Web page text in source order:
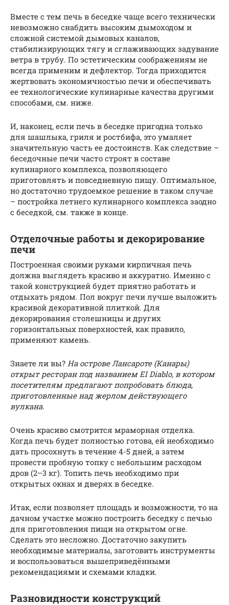
Вместе с тем печь в беседке чаще всего технически
невозможно снабдить высоким дымоходом и
сложной системой дымовых каналов,
стабилизирующих тягу и сглаживающих задувание
ветра в трубу. По эстетическим соображениям не
всегда применим и дефлектор. Тогда приходится
жертвовать экономичностью печи и обеспечивать
ее технологические кулинарные качества другими
способами, см. ниже.
И, наконец, если печь в беседке пригодна только
для шашлыка, гриля и ростбифа, это умаляет
значительную часть ее достоинств. Как следствие –
беседочные печи часто строят в составе
кулинарного комплекса, позволяющего
приготовлять и повседневную пищу. Оптимальное,
но достаточно трудоемкое решение в таком случае
– постройка летнего кулинарного комплекса заодно
с беседкой, см. также в конце.
Отделочные работы и декорирование
печи
Построенная своими руками кирпичная печь
должна выглядеть красиво и аккуратно. Именно с
такой конструкцией будет приятно работать и
отдыхать рядом. Пол вокруг печи лучше выложить
красивой декоративной плиткой. Для
декорирования столешницы и других
горизонтальных поверхностей, как правило,
применяют камень.
Знаете ли вы? На острове Лансароте (Канары)
открыт ресторан под названием El Diablo, в котором
посетителям предлагают попробовать блюда,
приготовленные над жерлом действующего
вулкана.
Очень красиво смотрится мраморная отделка.
Когда печь будет полностью готова, ей необходимо
дать просохнуть в течение 4-5 дней, а затем
провести пробную топку с небольшим расходом
дров (2–3 кг). Топить печь необходимо при
открытых окнах и дверях в беседке.
Итак, если позволяет площадь и возможности, то на
дачном участке можно построить беседку с печью
для приготовления пищи на открытом огне.
Сделать это несложно. Достаточно закупить
необходимые материалы, заготовить инструменты
и воспользоваться вышеприведёнными
рекомендациями и схемами кладки.
Разновидности конструкций